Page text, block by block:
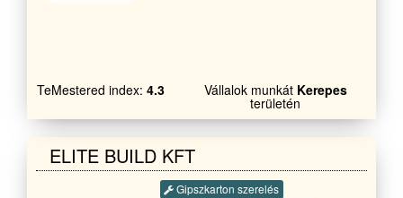
szüksége lenne, hívjon bizalommal
és bebizonyítom, hogy vannak még
Magyarországon lelkiismeretes,
szakemberek: Hideg-, meleg
TeMestered index: 4.3 Vállalok munkát Kerepes
területén
ELITE BUILD KFT
Gipszkarton szerelés